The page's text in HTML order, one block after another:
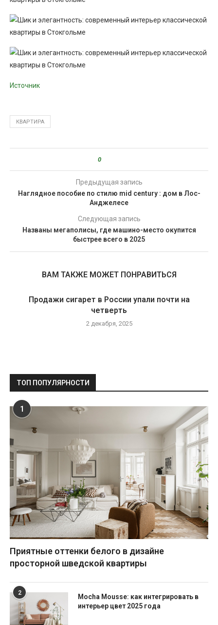
Источник
КВАРТИРА
0
Предыдущая запись
Наглядное пособие по стилю mid century : дом в Лос-
Анджелесе
Следующая запись
Названы мегаполисы, где машино-место окупится
быстрее всего в 2025
ВАМ ТАКЖЕ МОЖЕТ ПОНРАВИТЬСЯ
Продажи сигарет в России упали почти на
четверть
2 декабря, 2025
ТОП ПОПУЛЯРНОСТИ
1
Приятные оттенки белого в дизайне
просторной шведской квартиры
2
Mocha Mousse: как интегрировать в
интерьер цвет 2025 года